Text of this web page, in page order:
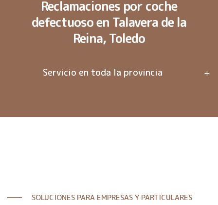
Reclamaciones por coche
defectuoso en Talavera de la
Reina, Toledo
Servicio en toda la provincia
SOLUCIONES PARA EMPRESAS Y PARTICULARES